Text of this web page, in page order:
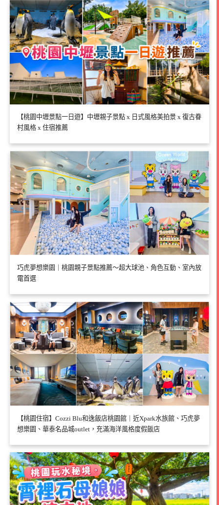
【桃園中壢景點一日遊】中壢親子景點 x 日式風格美拍景 x 復古眷
村風格 x 住宿推薦
巧虎夢想樂園｜桃園親子景點推薦～超大球池、角色互動、室內放
電首選
【桃園住宿】Cozzi Blu和逸飯店桃園館｜近Xpark水族館、巧虎夢
想樂園、華泰名品城outlet，充滿海洋風格度假飯店